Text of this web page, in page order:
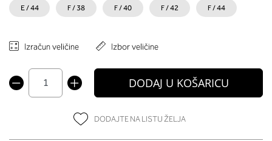
E / 44 F / 38 F / 40 F / 42 F / 44
Izračun veličine Izbor veličine
DODAJ U KOŠARICU
DODAJTE NA LISTU ŽELJA